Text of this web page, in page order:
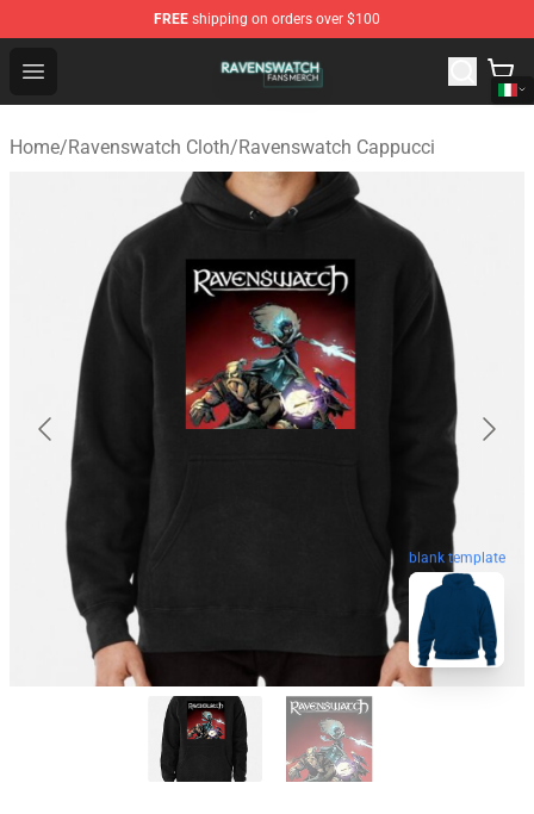
FREE shipping on orders over $100
Open menu
Ravenswatch Shop - Official Ravenswatch Merchandise
Home/Ravenswatch Cloth/Ravenswatch Cappucci
blank template